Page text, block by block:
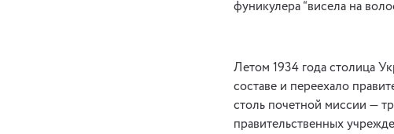
фуникулера “висела на
Летом 1934 года столица
составе и переехало
столь почетной миссии —
правительственных